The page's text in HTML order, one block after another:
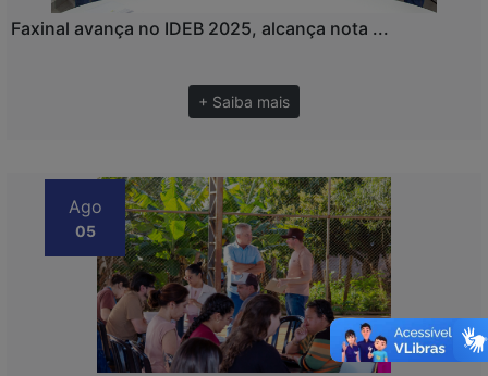
Faxinal avança no IDEB 2025, alcança nota ...
+ Saiba mais
Ago
05